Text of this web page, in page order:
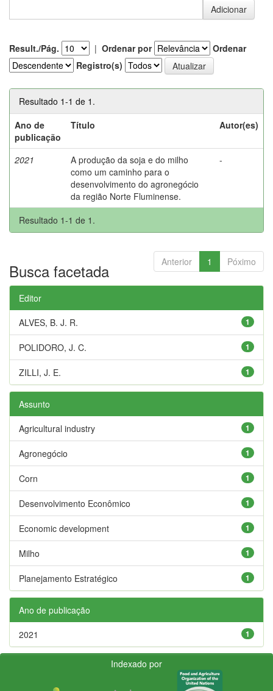
Result./Pág. | Ordenar por
Ordenar
Registro(s)
Resultado 1-1 de 1.
Ano de
publicação
Título Autor(es)
2021
A produção da soja e do milho
como um caminho para o
desenvolvimento do agronegócio
da região Norte Fluminense.
-
Resultado 1-1 de 1.
Anterior 1 Póximo
Busca facetada
Editor
1
ALVES, B. J. R.
1
POLIDORO, J. C.
1
ZILLI, J. E.
Assunto
1
Agricultural industry
1
Agronegócio
1
Corn
1
Desenvolvimento Econômico
1
Economic development
1
Milho
1
Planejamento Estratégico
Ano de publicação
1
2021
Indexado por